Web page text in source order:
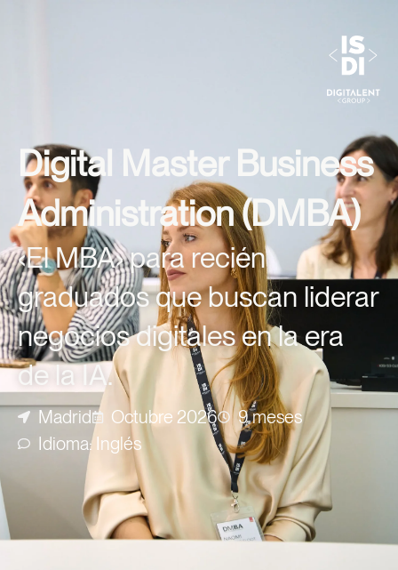
Digital Master Business
Administration (DMBA)
‹El MBA› para recién
graduados que buscan liderar
negocios digitales en la era
de la IA.
Madrid Octubre 2026
9 meses
Idioma: Inglés